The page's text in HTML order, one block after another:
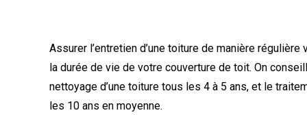
Assurer l’entretien d’une toiture de manière régulière
la durée de vie de votre couverture de toit. On
nettoyage d’une toiture tous les 4 à 5 ans, et le
les 10 ans en moyenne.